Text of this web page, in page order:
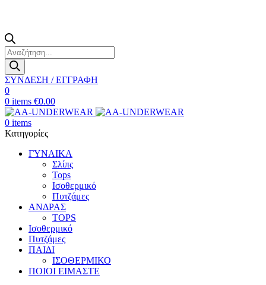
Products
search
ΣΥΝΔΕΣΗ / ΕΓΓΡΑΦΗ
0
0 items €0.00
0 items
Κατηγορίες
ΓΥΝΑΙΚΑ
Σλίπς
Tops
Ισοθερμικό
Πυτζάμες
ΑΝΔΡΑΣ
TOPS
Ισοθερμικό
Πυτζάμες
ΠΑΙΔΙ
ΙΣΟΘΕΡΜΙΚΟ
ΠΟΙΟΙ ΕΙΜΑΣΤΕ